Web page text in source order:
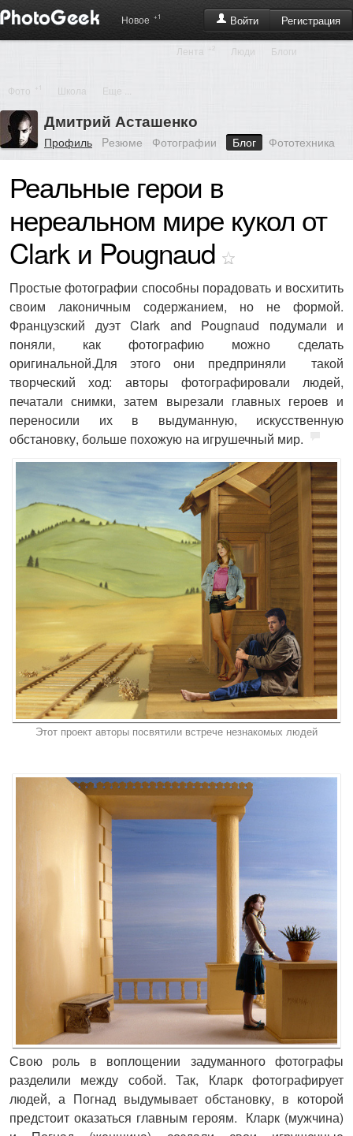
Войти Регистрация
Новое +1
Лента Люди Блоги
Фото Школа Еще ...
Дмитрий Асташенко
Профиль Pезюме Фотографии Блог Фототехника
Реальные герои в
нереальном мире кукол от
Clark и Pougnaud
Простые фотографии способны порадовать и восхитить
своим лаконичным содержанием, но не формой.
Французский дуэт Clark and Pougnaud подумали и
поняли, как фотографию можно сделать
оригинальной.Для этого они предприняли такой
творческий ход: авторы фотографировали людей,
печатали снимки, затем вырезали главных героев и
переносили их в выдуманную, искусственную
обстановку, больше похожую на игрушечный мир.
Этот проект авторы посвятили встрече незнакомых людей
Свою роль в воплощении задуманного фотографы
разделили между собой. Так, Кларк фотографирует
людей, а Погнад выдумывает обстановку, в которой
предстоит оказаться главным героям. Кларк (мужчина)